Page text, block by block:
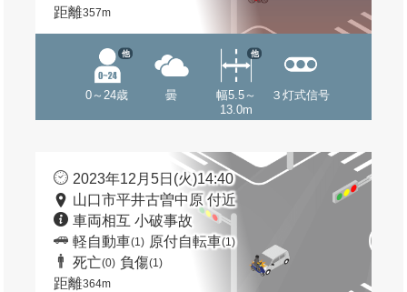
距離357m
0～24歳
他
曇
幅5.5～
13.0m
他
３灯式信号
2023年12月5日(火)14:40
山口市平井古曽中原 付近
車両相互 小破事故
軽自動車(1) 原付自転車(1)
死亡(0) 負傷(1)
距離364m